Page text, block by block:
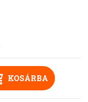
KOSÁRBA